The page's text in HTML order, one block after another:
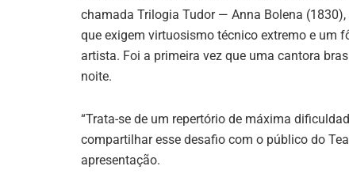
chamada Trilogia Tudor — Anna Bolena
que exigem virtuosismo técnico extremo e um
artista. Foi a primeira vez que uma cantora
noite.
“Trata-se de um repertório de máxima
compartilhar esse desafio com o público do
apresentação.